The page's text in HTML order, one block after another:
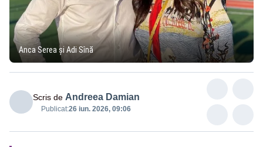
Anca Serea și Adi Sînă
Scris de Andreea Damian
Publicat:26 iun. 2026, 09:06